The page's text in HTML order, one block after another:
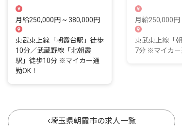
たい方もオススメ
月給250,000円 ~ 380,000円
東武東上線「朝霞台駅」徒歩
10分／武蔵野線「北朝霞
駅」徒歩10分 ※マイカー通
勤OK！
件が整っていま
月給250,000
東武東上線「
7分 ※マイカー
埼玉県朝霞市の求人一覧